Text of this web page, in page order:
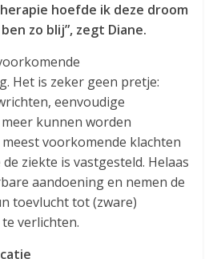
hoefde ik deze droom
zo blij”, zegt Diane.
Het is zeker geen pretje:
eenvoudige
kunnen worden
voorkomende klachten
ziekte is vastgesteld. Helaas
aandoening en nemen de
toevlucht tot (zware)
verlichten.